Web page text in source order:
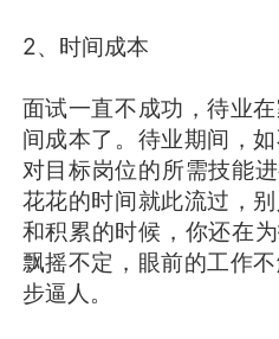
2、时间成本
面试一直不成功，待业
间成本了。待业期间，
对目标岗位的所需技能
花花的时间就此流过，
和积累的时候，你还在
飘摇不定，眼前的工作
步逼人。